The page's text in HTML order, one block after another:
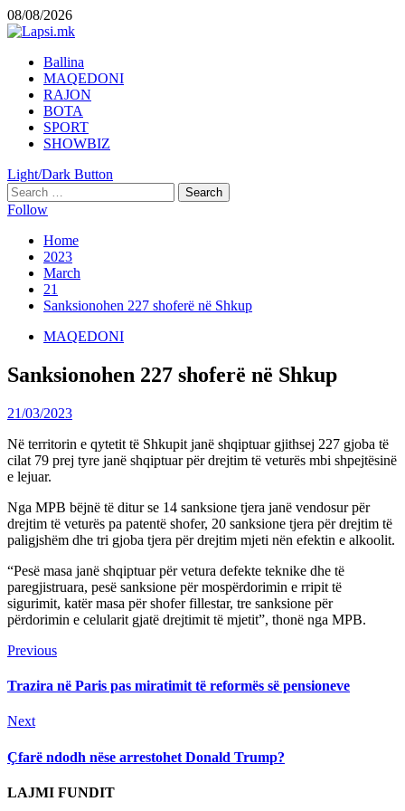
Skip
to
08/08/2026
Primary
Menu
Ballina
MAQEDONI
RAJON
BOTA
SPORT
SHOWBIZ
Light/Dark Button
Search
for:
Follow
Home
2023
March
21
Sanksionohen 227 shoferë në Shkup
MAQEDONI
Sanksionohen 227 shoferë në Shkup
21/03/2023
Në territorin e qytetit të Shkupit janë shqiptuar gjithsej 227 gjoba të
cilat 79 prej tyre janë shqiptuar për drejtim të veturës mbi shpejtësinë
e lejuar.
Nga MPB bëjnë të ditur se 14 sanksione tjera janë vendosur për
drejtim të veturës pa patentë shofer, 20 sanksione tjera për drejtim të
paligjshëm dhe tri gjoba tjera për drejtim mjeti nën efektin e alkoolit.
“Pesë masa janë shqiptuar për vetura defekte teknike dhe të
paregjistruara, pesë sanksione për mospërdorimin e rripit të
sigurimit, katër masa për shofer fillestar, tre sanksione për
përdorimin e celularit gjatë drejtimit të mjetit”, thonë nga MPB.
Continue
Reading
PreviousPrevious
Trazira në Paris pas miratimit të reformës së pensioneve
NextNext
Çfarë ndodh nëse arrestohet Donald Trump?
LAJMI FUNDIT